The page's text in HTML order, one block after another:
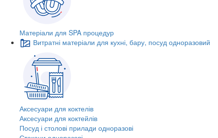
Матеріали для SPA процедур
Витратні матеріали для кухні, бару, посуд одноразовий
Аксесуари для коктелів
Аксесуари для коктейлів
Посуд і столові прилади одноразові